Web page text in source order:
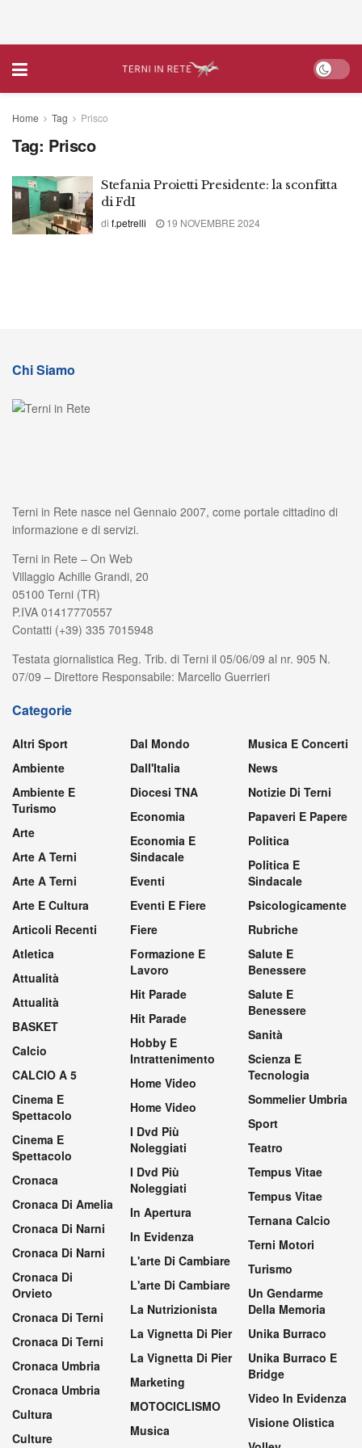
Home Tag Prisco
Tag: Prisco
Stefania Proietti Presidente: la sconfitta
di FdI
di f.petrelli 19 NOVEMBRE 2024
Chi Siamo
Terni in Rete nasce nel Gennaio 2007, come portale cittadino di
informazione e di servizi.
Terni in Rete – On Web
Villaggio Achille Grandi, 20
05100 Terni (TR)
P.IVA 01417770557
Contatti (+39) 335 7015948
Testata giornalistica Reg. Trib. di Terni il 05/06/09 al nr. 905 N.
07/09 – Direttore Responsabile: Marcello Guerrieri
Categorie
Altri Sport
Ambiente
Ambiente E
Turismo
Arte
Arte A Terni
Arte A Terni
Arte E Cultura
Articoli Recenti
Atletica
Attualità
Attualità
BASKET
Calcio
CALCIO A 5
Cinema E
Spettacolo
Cinema E
Spettacolo
Cronaca
Cronaca Di Amelia
Cronaca Di Narni
Cronaca Di Narni
Cronaca Di
Orvieto
Cronaca Di Terni
Cronaca Di Terni
Cronaca Umbria
Cronaca Umbria
Cultura
Culture
Dal Mondo
Dall'Italia
Diocesi TNA
Economia
Economia E
Sindacale
Eventi
Eventi E Fiere
Fiere
Formazione E
Lavoro
Hit Parade
Hit Parade
Hobby E
Intrattenimento
Home Video
Home Video
I Dvd Più
Noleggiati
I Dvd Più
Noleggiati
In Apertura
In Evidenza
L'arte Di Cambiare
L'arte Di Cambiare
La Nutrizionista
La Vignetta Di Pier
La Vignetta Di Pier
Marketing
MOTOCICLISMO
Musica
Musica E Concerti
News
Notizie Di Terni
Papaveri E Papere
Politica
Politica E
Sindacale
Psicologicamente
Rubriche
Salute E
Benessere
Salute E
Benessere
Sanità
Scienza E
Tecnologia
Sommelier Umbria
Sport
Teatro
Tempus Vitae
Tempus Vitae
Ternana Calcio
Terni Motori
Turismo
Un Gendarme
Della Memoria
Unika Burraco
Unika Burraco E
Bridge
Video In Evidenza
Visione Olistica